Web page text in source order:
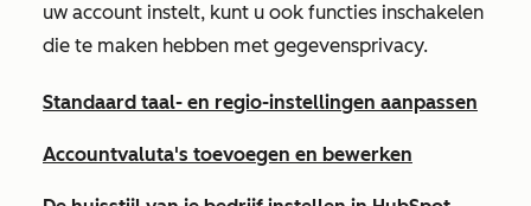
uw account instelt, kunt u ook functies inschakelen
die te maken hebben met gegevensprivacy.
Standaard taal- en regio-instellingen aanpassen
Accountvaluta's toevoegen en bewerken